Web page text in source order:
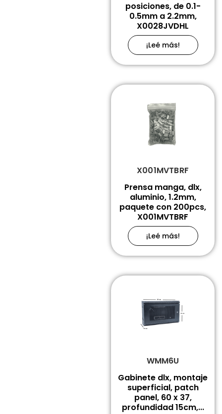
posiciones, de 0.1-
0.5mm a 2.2mm,
X0028JVDHL
¡Leé más!
X001MVTBRF
Prensa manga, dlx,
aluminio, 1.2mm,
paquete con 200pcs,
X001MVTBRF
¡Leé más!
WMM6U
Gabinete dlx, montaje
superficial, patch
panel, 60 x 37,
profundidad 15cm,...